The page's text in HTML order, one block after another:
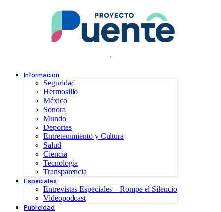
.
Información
Seguridad
Hermosillo
México
Sonora
Mundo
Deportes
Entretenimiento y Cultura
Salud
Ciencia
Tecnología
Transparencia
Especiales
Entrevistas Especiales – Rompe el Silencio
Videopodcast
Publicidad